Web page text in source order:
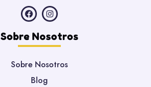
Sobre Nosotros
Sobre Nosotros
Blog